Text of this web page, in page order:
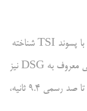
نسخه‌های وارداتی فولکس واگن تی راک به بازار ایران، تجهیزبه موتور 1.5 لیتری توربوشارژر انحصاری فولکس واگن می باشند که با پسوند TSI شناخته
می‌شود. این پیشرانه حداکثر 158 اسب‌بخار قوت و 250 نیوتن‌متر گشتاور آزاد می‌کند. جعبه‌دنده هفت‌سرعته اتوماتیک دوکلاچه آلمانی معروف به DSG نیز
ماموریت انتقال قوت را در این ماشین بر مسئولیت دارد. فولکس واگن T-Roc‌ یک کراس‌اوور دیفرانسیل جلو است و با شتاب صفر تا صد رسمی 9.4 ثانیه،